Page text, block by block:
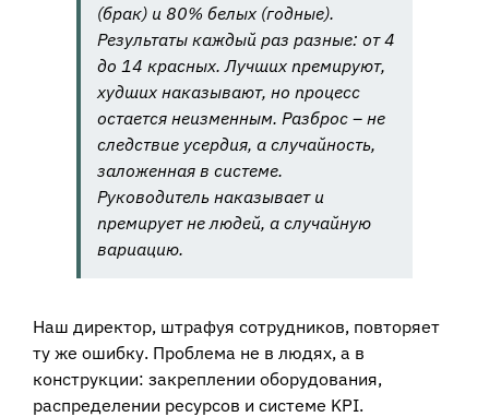
(брак) и 80% белых (годные).
Результаты каждый раз разные: от 4
до 14 красных. Лучших премируют,
худших наказывают, но процесс
остается неизменным. Разброс – не
следствие усердия, а случайность,
заложенная в системе.
Руководитель наказывает и
премирует не людей, а случайную
вариацию.
Наш директор, штрафуя сотрудников, повторяет
ту же ошибку. Проблема не в людях, а в
конструкции: закреплении оборудования,
распределении ресурсов и системе KPI.